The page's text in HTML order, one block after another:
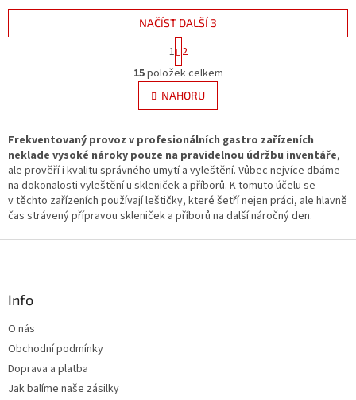
O
v
l
á
a
c
í
p
r
v
NAČÍST DALŠÍ 3
t
r
á
n
k
v
á
n
1 2
15položek celkem
NAHORU
Frekventovaný provoz v profesionálních gastro zařízeních
neklade vysoké nároky pouze na pravidelnou údržbu inventáře,
ale prověří i kvalitu správného umytí a vyleštění. Vůbec nejvíce dbáme
na dokonalosti vyleštění u skleniček a příborů. K tomuto účelu se
v těchto zařízeních používají leštičky, které šetří nejen práci, ale hlavně
čas strávený přípravou skleniček a příborů na další náročný den.
Info
O nás
Obchodní podmínky
Doprava a platba
Jak balíme naše zásilky